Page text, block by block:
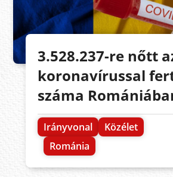
3.528.237-re nőtt
koronavírussal
száma
Irányvonal
Közélet
Románia